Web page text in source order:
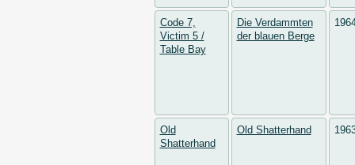
Code 7,
Victim 5 /
Table Bay
Die Verdammten
der blauen Berge
Old
Shatterhand
Old Shatterhand